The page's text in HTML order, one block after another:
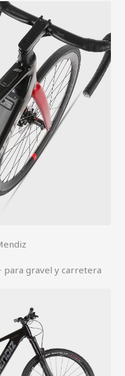
para gravel y carretera